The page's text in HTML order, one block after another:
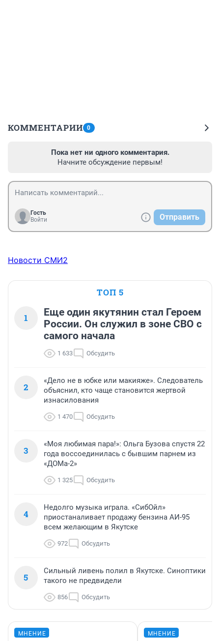
КОММЕНТАРИИ 0
Пока нет ни одного комментария.
Начните обсуждение первым!
Гость
Войти
Отправить
Новости СМИ2
ТОП 5
1
Еще один якутянин стал Героем
России. Он служил в зоне СВО с
самого начала
1 633 Обсудить
2
«Дело не в юбке или макияже». Следователь
объяснил, кто чаще становится жертвой
изнасилования
1 470 Обсудить
3
«Моя любимая пара!»: Ольга Бузова спустя 22
года воссоединилась с бывшим парнем из
«ДОМа-2»
1 325 Обсудить
4
Недолго музыка играла. «СибОйл»
приостаналивает продажу бензина АИ-95
всем желающим в Якутске
972 Обсудить
5
Сильный ливень полил в Якутске. Синоптики
такого не предвидели
856 Обсудить
МНЕНИЕ МНЕНИЕ